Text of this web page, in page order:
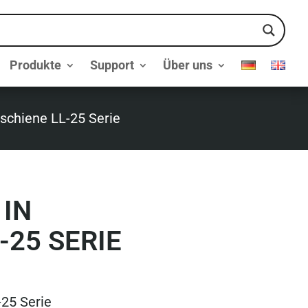
Produkte Support Über uns
LL-25 Serie
SERIE
Serie